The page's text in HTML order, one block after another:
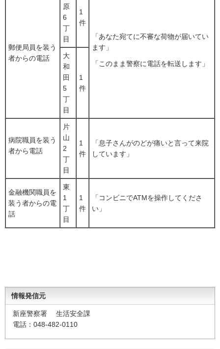
郵便局員を装う
者からの電話
原
6
丁
目
1
件
「あなた宛てに不審な荷物が届いてい
ます」
「このまま警察に電話を転送します」
大
和
田
5
丁
目
1
件
病院職員を装う
者から電話
片
山
2
丁
目
1
件
「息子さんがのどが痛いと言って来院
しています」
金融機関職員を
装う者からの電
話
東
1
丁
目
1
件
「コンビニでATMを操作してくださ
い」
情報発信元
新座警察署 生活安全課
電話：048-482-0110